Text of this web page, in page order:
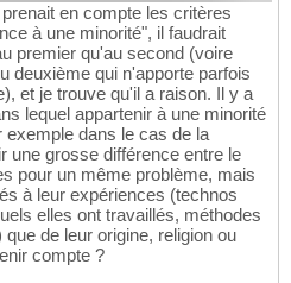
en compte les critères
à une minorité", il faudrait
premier qu'au second (voire
deuxième qui n'apporte parfois
et je trouve qu'il a raison. Il y a
lequel appartenir à une minorité
exemple dans le cas de la
une grosse différence entre le
pour un même problème, mais
à leur expériences (technos
elles ont travaillés, méthodes
de leur origine, religion ou
compte ?